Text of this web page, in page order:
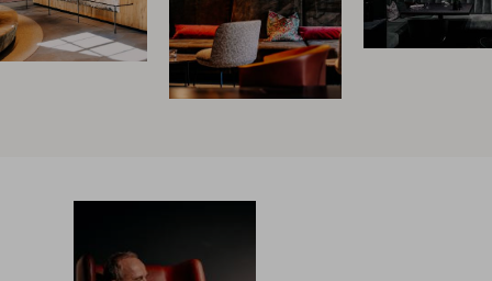
News & Stories
Inklusivleistungen